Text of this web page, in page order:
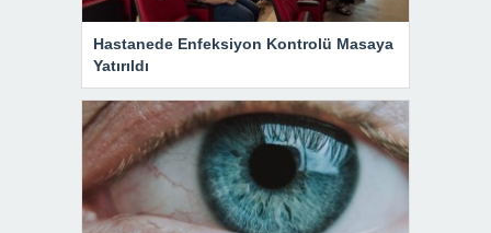
Hastanede Enfeksiyon Kontrolü Masaya
Yatırıldı